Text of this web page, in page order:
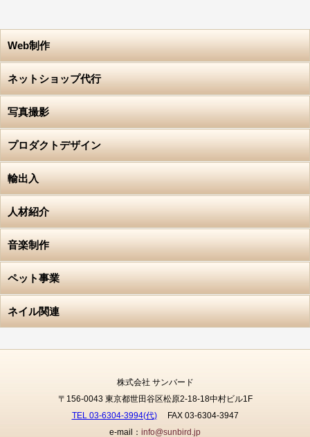
Web制作
ネットショップ代行
写真撮影
プロダクトデザイン
輸出入
人材紹介
音楽制作
ペット事業
ネイル関連
株式会社 サンバード
〒156-0043 東京都世田谷区松原2-18-18中村ビル1F
TEL 03-6304-3994(代)FAX 03-6304-3947
e-mail： info@sunbird.jp